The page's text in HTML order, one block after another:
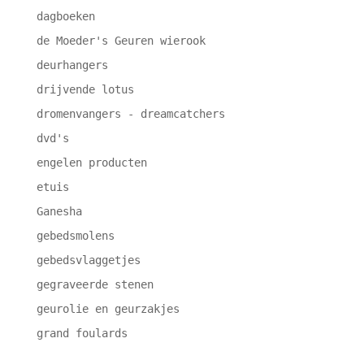
dagboeken
de Moeder's Geuren wierook
deurhangers
drijvende lotus
dromenvangers - dreamcatchers
dvd's
engelen producten
etuis
Ganesha
gebedsmolens
gebedsvlaggetjes
gegraveerde stenen
geurolie en geurzakjes
grand foulards